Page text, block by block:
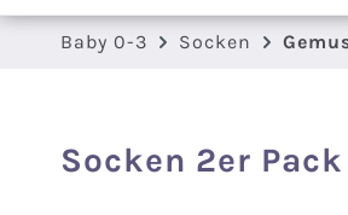
Baby 0-3 Socken
Socken 2er